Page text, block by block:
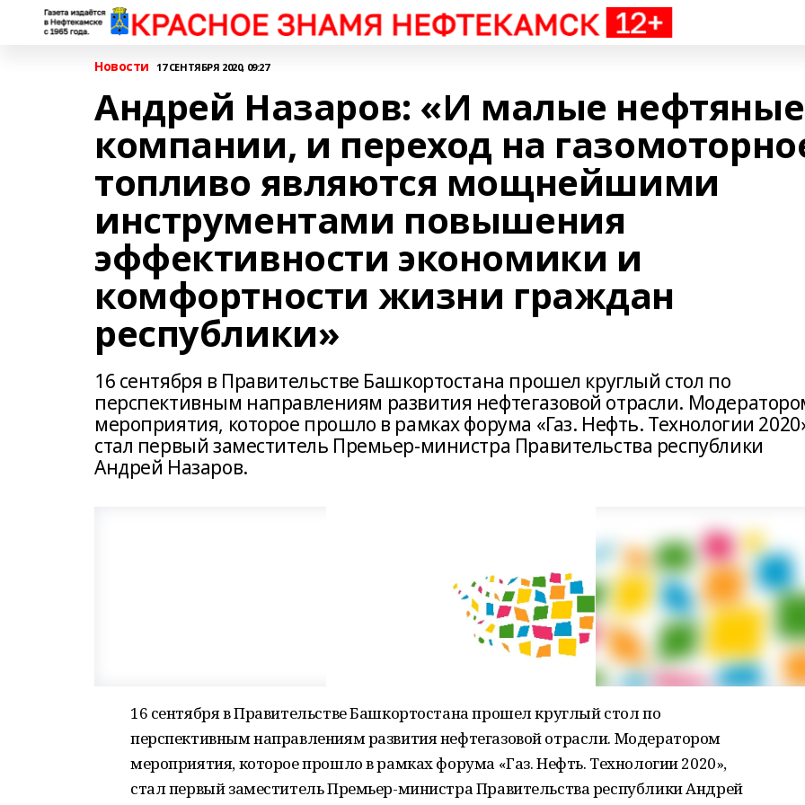
Новости 17 СЕНТЯБРЯ 2020, 09:27
Андрей Назаров: «И малые нефтяные
компании, и переход на
топливо являются мощнейшими
инструментами повышения
эффективности экономики и
комфортности жизни граждан
республики»
16 сентября в Правительстве Башкортостана прошел круглый стол по
перспективным направлениям развития нефтегазовой отрасли.
мероприятия, которое прошло в рамках форума «Газ. Нефть. Технологии
стал первый заместитель Премьер-министра Правительства республики
Андрей Назаров.
16 сентября в Правительстве Башкортостана прошел круглый стол по
перспективным направлениям развития нефтегазовой отрасли. Модератором
мероприятия, которое прошло в рамках форума «Газ. Нефть. Технологии 2020»,
стал первый заместитель Премьер-министра Правительства республики Андрей